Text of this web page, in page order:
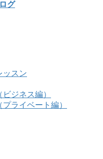
グ
ッスン
ジネス編）
ライベート編）